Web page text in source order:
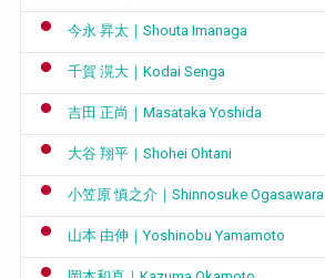
今永 昇太｜Shouta Imanaga
千賀 滉大｜Kodai Senga
吉田 正尚｜Masataka Yoshida
大谷 翔平｜Shohei Ohtani
小笠原 慎之介｜Shinnosuke Ogasawara
山本 由伸｜Yoshinobu Yamamoto